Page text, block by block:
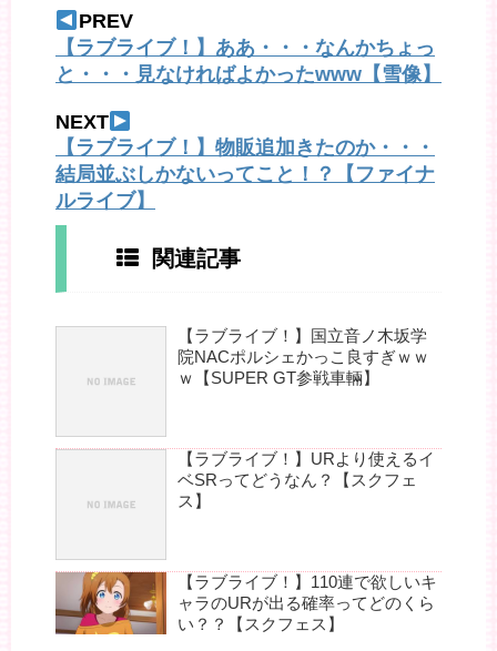
PREV
【ラブライブ！】ああ・・・なんかちょっ
と・・・見なければよかったwww【雪像】
NEXT
【ラブライブ！】物販追加きたのか・・・
結局並ぶしかないってこと！？【ファイナ
ルライブ】
関連記事
【ラブライブ！】国立音ノ木坂学
院NACポルシェかっこ良すぎｗｗ
ｗ【SUPER GT参戦車輛】
【ラブライブ！】URより使えるイ
ベSRってどうなん？【スクフェ
ス】
【ラブライブ！】110連で欲しいキ
ャラのURが出る確率ってどのくら
い？？【スクフェス】